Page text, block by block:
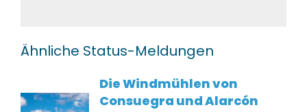
Ähnliche Status-Meldungen
Die Windmühlen von
Consuegra und Alarcón